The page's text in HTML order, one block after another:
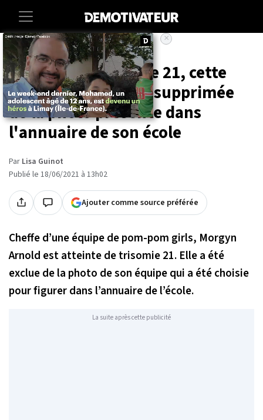
Accueil Societe
Atteinte de trisomie 21, cette
pom-pom girl a été supprimée
de la photo présente dans
l'annuaire de son école
Par Lisa Guinot
Publié le 18/06/2021 à 13h02
Ajouter comme source préférée
Cheffe d’une équipe de pom-pom girls, Morgyn
Arnold est atteinte de trisomie 21. Elle a été
exclue de la photo de son équipe qui a été choisie
pour figurer dans l’annuaire de l’école.
La suite après cette publicité
×